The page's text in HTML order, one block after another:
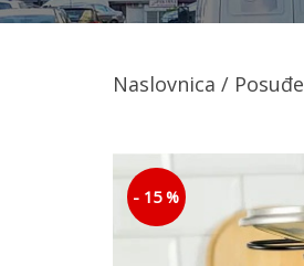
Naslovnica / Posuđe
- 15 %